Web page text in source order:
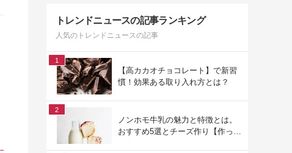
トレンドニュースの記事ランキング
人気のトレンドニュースの記事
1
【高カカオチョコレート】で新習
慣！効果ある取り入れ方とは？
2
ノンホモ牛乳の魅力と特徴とは。
おすすめ5選とチーズ作り【作って